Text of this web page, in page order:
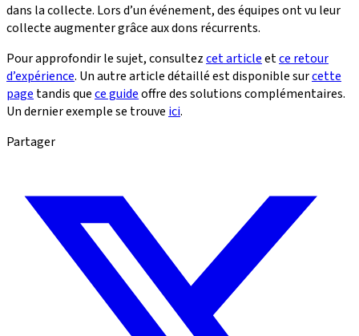
dans la collecte. Lors d’un événement, des équipes ont vu leur
collecte augmenter grâce aux dons récurrents.
Pour approfondir le sujet, consultezcet articleetce retour
d’expérience. Un autre article détaillé est disponible surcette
page tandis quece guideoffre des solutions complémentaires.
Un dernier exemple se trouve ici.
Partager